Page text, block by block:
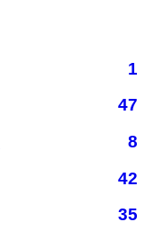
1
47
8
42
35